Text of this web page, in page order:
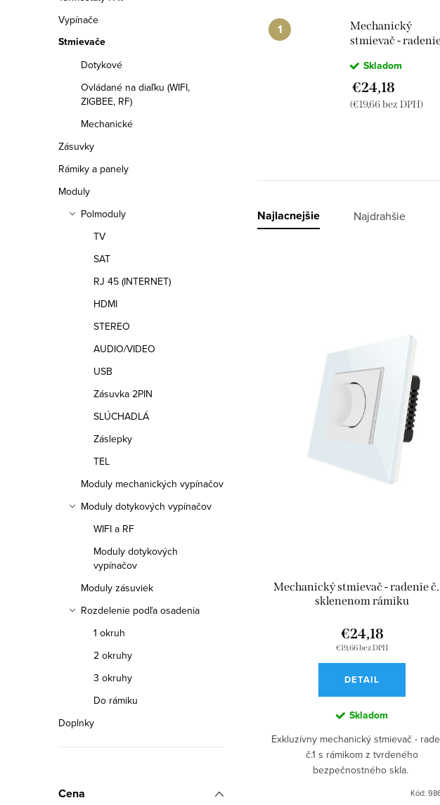
a
n
Vypínače
Stmievače
Dotykové
Ovládané na diaľku (WIFI,
ZIGBEE, RF)
Mechanické
Zásuvky
Rámiky a panely
Moduly
Polmoduly
TV
SAT
RJ 45 (INTERNET)
HDMI
STEREO
AUDIO/VIDEO
USB
Zásuvka 2PIN
SLÚCHADLÁ
Záslepky
TEL
Moduly mechanických vypínačov
Moduly dotykových vypínačov
WIFI a RF
Moduly dotykových
vypínačov
Moduly zásuviek
Rozdelenie podľa osadenia
1 okruh
2 okruhy
3 okruhy
Do rámiku
Doplnky
Cena
Mechanický
stmievač -
rámiku
Skladom
€24,18
(€19,66 bez DPH)
R
Najlacnejšie Najdrahšie
Mechanický stmievač - radenie
sklenenom rámiku
€19,66 bez DPH
€24,18
DETAIL
Skladom
Exkluzívny mechanický stmievač -
č.1 s rámikom z tvrdeného
bezpečnostného skla.
Kód: